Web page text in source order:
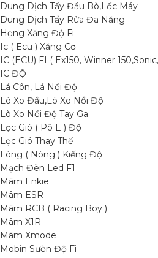
Dung Dịch Tẩy Đầu Bò,Lốc Máy
Dung Dịch Tẩy Rửa Đa Năng
Họng Xăng Độ Fi
Ic ( Ecu ) Xăng Cơ
IC (ECU) FI ( Ex150, Winner
IC ĐỘ
Lá Côn, Lá Nồi Độ
Lò Xo Đầu,Lò Xo Nồi Độ
Lò Xo Nồi Độ Tay Ga
Lọc Gió ( Pô E ) Độ
Lọc Gió Thay Thế
Lòng ( Nòng ) Kiếng Độ
Mạch Đèn Led F1
Mâm Enkie
Mâm ESR
Mâm RCB ( Racing Boy )
Mâm X1R
Mâm Xmode
Mobin Sườn Độ Fi